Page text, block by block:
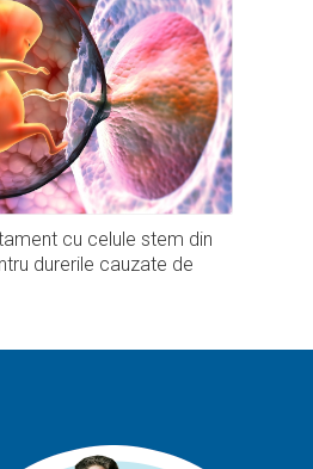
cu celule stem din
durerile cauzate de